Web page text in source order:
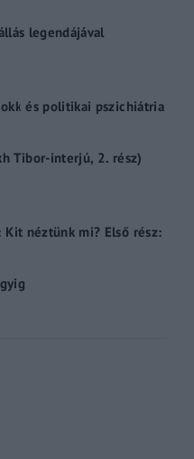
legendájával
és politikai pszichiátria
Tibor-interjú, 2. rész)
Kit néztünk mi? Első rész: